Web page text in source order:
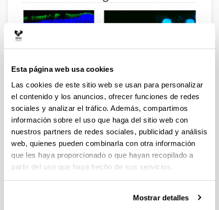
Esta página web usa cookies
Las cookies de este sitio web se usan para personalizar
el contenido y los anuncios, ofrecer funciones de redes
sociales y analizar el tráfico. Además, compartimos
información sobre el uso que haga del sitio web con
nuestros partners de redes sociales, publicidad y análisis
web, quienes pueden combinarla con otra información
que les haya proporcionado o que hayan recopilado a
partir del uso que haya hecho de sus servicios.
Mostrar detalles
Desarrollo de vectores no virales para terapia
génica: aplicación en el tratamiento de
enfermedades oculares (retinosquisis juvenil
ligada al cromosoma X), enfermedades
metabólicas (enfermedad de Fabry), y en
enfermedades infecciosas (hepatitis C).
Desarrollo de sistemas micro y nanoparticulares
Análisis farmacocinético de nuevos fármacos: